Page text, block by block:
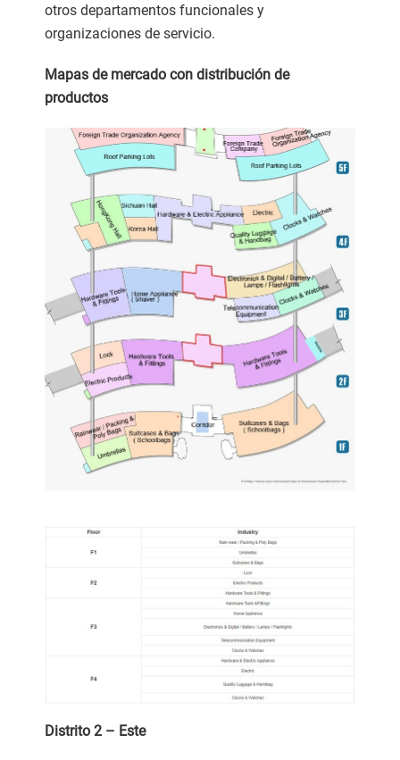
otros departamentos funcionales y
organizaciones de servicio.
Mapas de mercado con distribución de
productos
Distrito 2 – Este